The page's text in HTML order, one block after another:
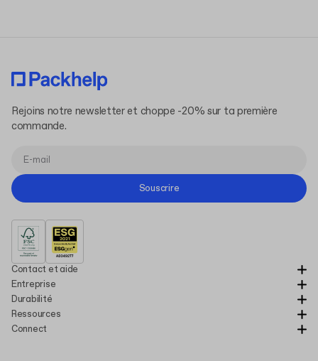
Contact et aide
Entreprise
Durabilité
Ressources
Connect
Rejoins notre newsletter et choppe -20% sur ta première
commande.
Souscrire